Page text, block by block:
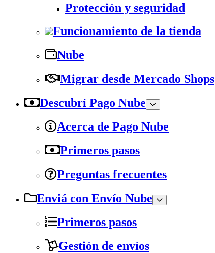
Protección y seguridad
Funcionamiento de la tienda
Nube
Migrar desde Mercado Shops
Descubrí Pago Nube
Acerca de Pago Nube
Primeros pasos
Preguntas frecuentes
Enviá con Envío Nube
Primeros pasos
Gestión de envíos